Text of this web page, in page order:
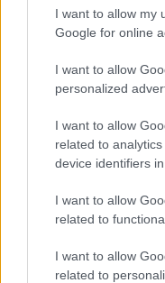
I want to allow my
Google for online
I want to allow
personalized
I want to allow
related to
device identifiers in
I want to allow
related to
I want to allow
related to